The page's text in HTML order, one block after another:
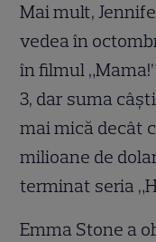
Mai mult,
vedea în
în filmul
3, dar suma
mai mică decât
milioane de
terminat seria
Emma Stone a